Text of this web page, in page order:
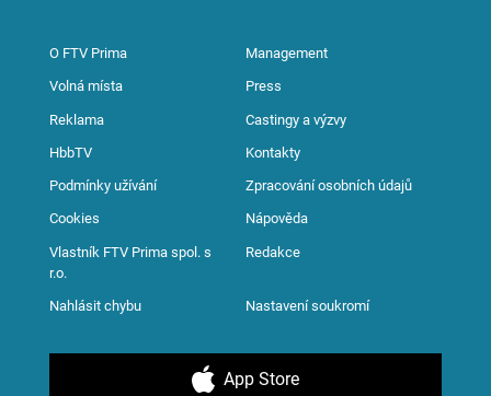
O FTV Prima Management
Volná místa Press
Reklama Castingy a výzvy
HbbTV Kontakty
Podmínky užívání Zpracování osobních údajů
Cookies Nápověda
Vlastník FTV Prima spol. s
r.o.
Redakce
Nahlásit chybu Nastavení soukromí
App Store